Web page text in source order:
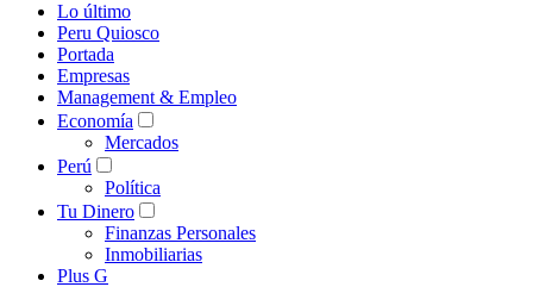
Lo último
Peru Quiosco
Portada
Empresas
Management & Empleo
Economía
Mercados
Perú
Política
Tu Dinero
Finanzas Personales
Inmobiliarias
Plus G